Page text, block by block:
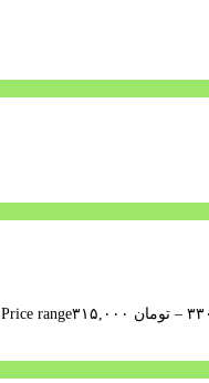
– تومان Price range: تومان ۳۱۵,۰۰۰ through تومان ۳۳۰,۰۰۰